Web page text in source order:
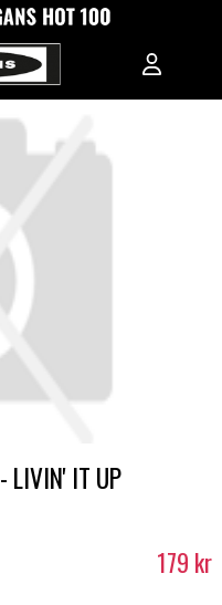
LIVIN' IT UP
179 kr